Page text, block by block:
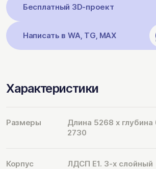
Бесплатный 3D-проект
Написать в WA, TG, MAX
Характеристики
Размеры
Длина 5268 х
2730
Корпус ЛДСП Е1. 3-х слойный